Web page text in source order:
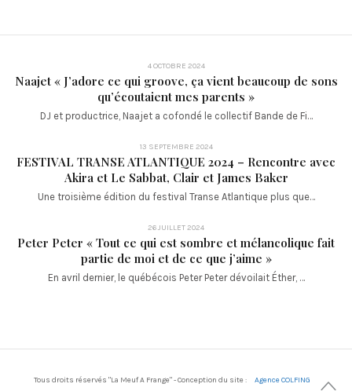
4 OCTOBRE 2024
Naajet « J’adore ce qui groove, ça vient beaucoup de sons
qu’écoutaient mes parents »
DJ et productrice, Naajet a cofondé le collectif Bande de Fi…
13 SEPTEMBRE 2024
FESTIVAL TRANSE ATLANTIQUE 2024 – Rencontre avec
Akira et Le Sabbat, Clair et James Baker
Une troisième édition du festival Transe Atlantique plus que…
26 JUILLET 2024
Peter Peter « Tout ce qui est sombre et mélancolique fait
partie de moi et de ce que j’aime »
En avril dernier, le québécois Peter Peter dévoilait Éther, …
Tous droits réservés "La Meuf A Frange" - Conception du site : Agence COLFING